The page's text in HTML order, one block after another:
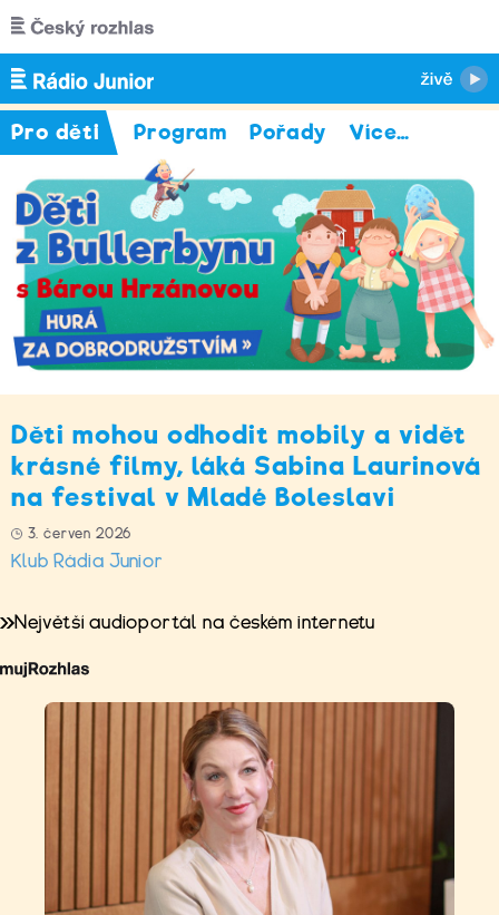
Přejít k hlavnímu obsahu
Pro děti Program Pořady Více…
Děti mohou odhodit mobily a vidět
krásné filmy, láká Sabina Laurinová
na festival v Mladé Boleslavi
3. červen 2026
Klub Rádia Junior
Největší audioportál na českém internetu